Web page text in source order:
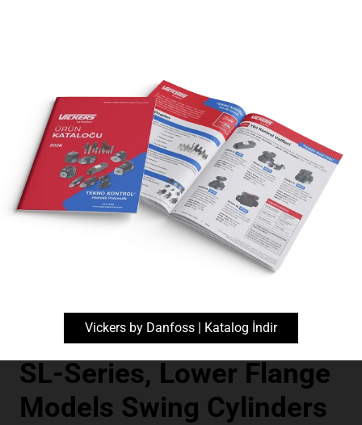
Döner Başlıklı Silindirler
SL-Series, Lower Flange
Models Swing Cylinders
Vickers by Danfoss | Katalog İndir